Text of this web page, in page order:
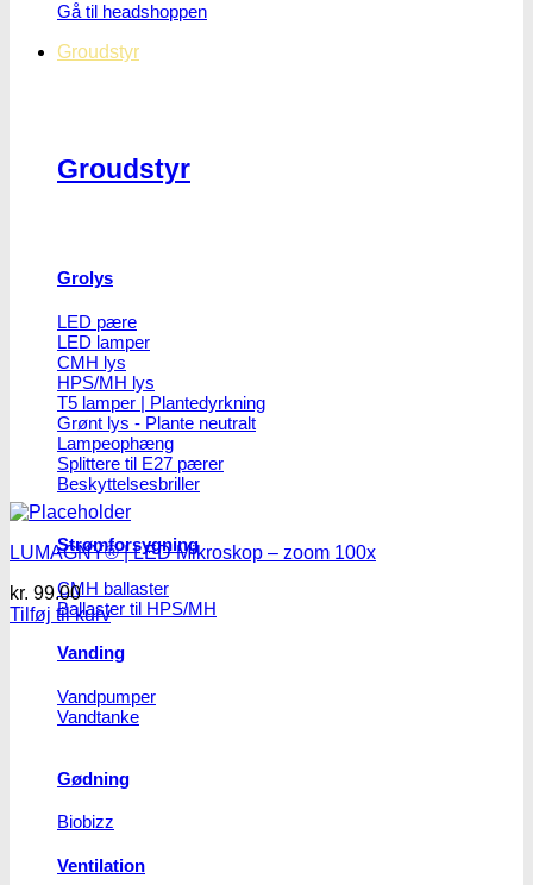
Gå til headshoppen
Groudstyr
Groudstyr
Grolys
LED pære
LED lamper
CMH lys
HPS/MH lys
T5 lamper | Plantedyrkning
Grønt lys - Plante neutralt
Lampeophæng
Splittere til E27 pærer
Beskyttelsesbriller
Strømforsygning
CMH ballaster
Ballaster til HPS/MH
Vanding
Vandpumper
Vandtanke
Gødning
Biobizz
Ventilation
LUMAGNY® | LED Mikroskop – zoom 100x
kr. 99.00
Tilføj til kurv